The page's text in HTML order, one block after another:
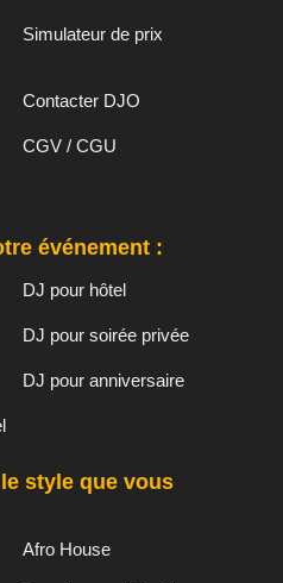
Simulateur de prix
Contacter DJO
CGV / CGU
événement :
DJ pour hôtel
DJ pour soirée privée
DJ pour anniversaire
style que vous
Afro House